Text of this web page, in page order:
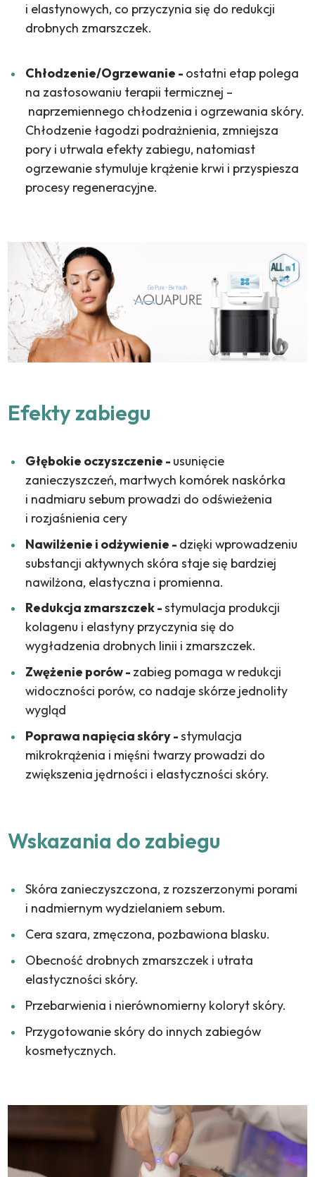
i elastynowych, co przyczynia się do redukcji
drobnych zmarszczek.
Chłodzenie/Ogrzewanie - ostatni etap polega
na zastosowaniu terapii termicznej –
naprzemiennego chłodzenia i ogrzewania skóry.
Chłodzenie łagodzi podrażnienia, zmniejsza
pory i utrwala efekty zabiegu, natomiast
ogrzewanie stymuluje krążenie krwi i przyspiesza
procesy regeneracyjne.
Efekty zabiegu
Głębokie oczyszczenie - usunięcie
zanieczyszczeń, martwych komórek naskórka
i nadmiaru sebum prowadzi do odświeżenia
i rozjaśnienia cery
Nawilżenie i odżywienie - dzięki wprowadzeniu
substancji aktywnych skóra staje się bardziej
nawilżona, elastyczna i promienna.
Redukcja zmarszczek -stymulacja produkcji
kolagenu i elastyny przyczynia się do
wygładzenia drobnych linii i zmarszczek.
Zwężenie porów - zabieg pomaga w redukcji
widoczności porów, co nadaje skórze jednolity
wygląd
Poprawa napięcia skóry -stymulacja
mikrokrążenia i mięśni twarzy prowadzi do
zwiększenia jędrności i elastyczności skóry.
Wskazania do zabiegu
Skóra zanieczyszczona, z rozszerzonymi porami
i nadmiernym wydzielaniem sebum.
Cera szara, zmęczona, pozbawiona blasku.
Obecność drobnych zmarszczek i utrata
elastyczności skóry.
Przebarwienia i nierównomierny koloryt skóry.
Przygotowanie skóry do innych zabiegów
kosmetycznych.